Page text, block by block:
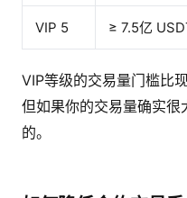
VIP 5 ≥ 7.5亿
VIP等级的交易量门槛比
但如果你的交易量确实
的。